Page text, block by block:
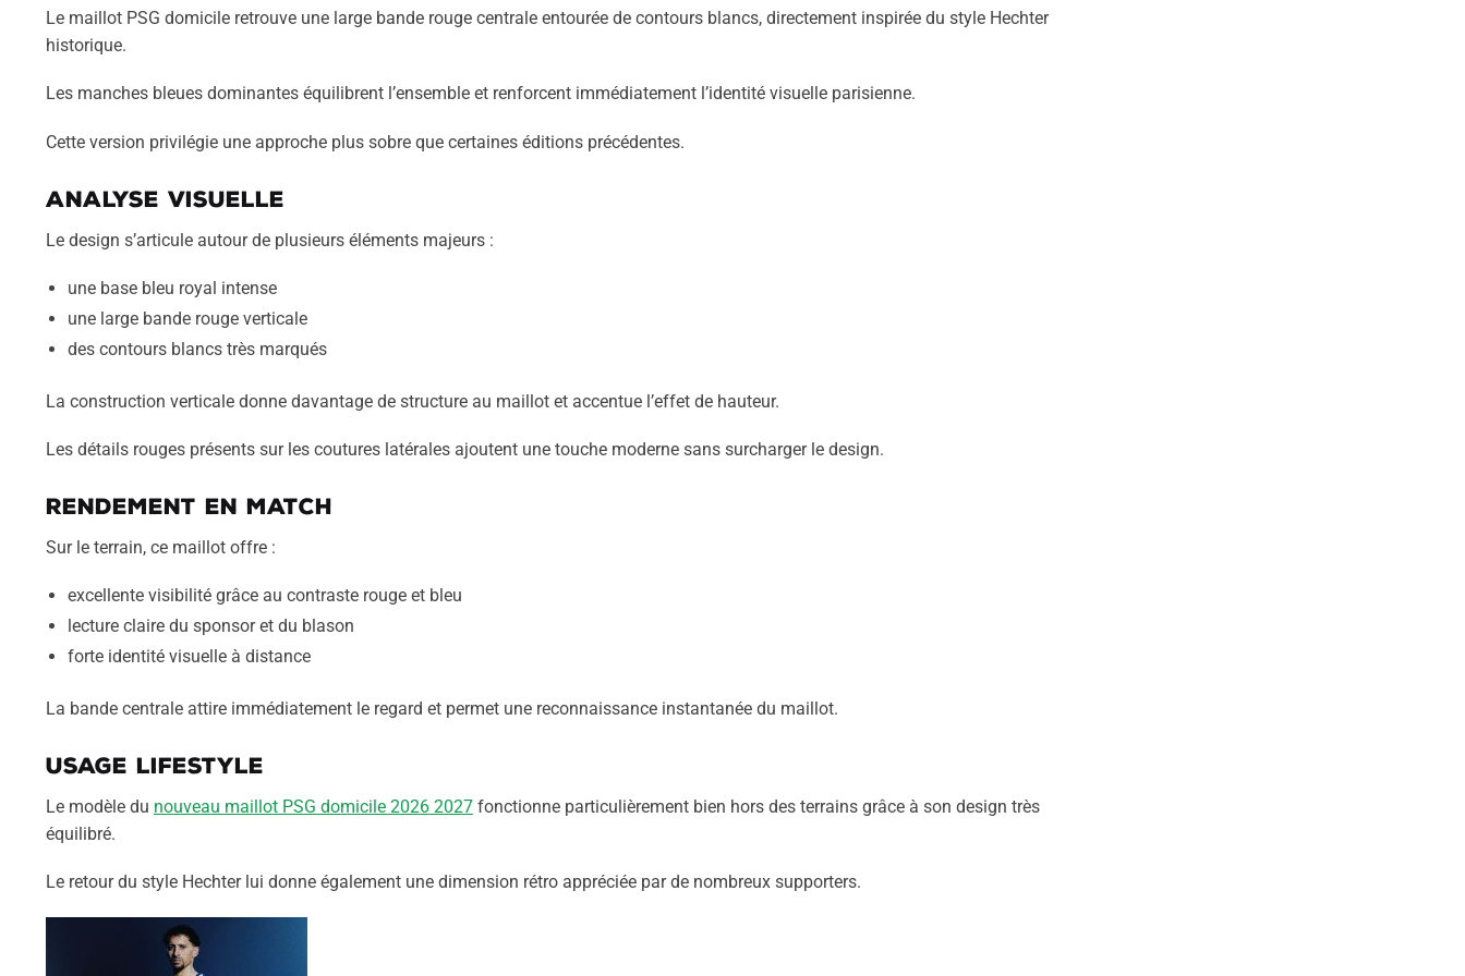
Le maillot PSG domicile retrouve une large bande rouge centrale entourée de contours blancs, directement inspirée du style Hechter
historique.
Les manches bleues dominantes équilibrent l’ensemble et renforcent immédiatement l’identité visuelle parisienne.
Cette version privilégie une approche plus sobre que certaines éditions précédentes.
Analyse visuelle
Le design s’articule autour de plusieurs éléments majeurs :
une base bleu royal intense
une large bande rouge verticale
des contours blancs très marqués
La construction verticale donne davantage de structure au maillot et accentue l’effet de hauteur.
Les détails rouges présents sur les coutures latérales ajoutent une touche moderne sans surcharger le design.
Rendement en match
Sur le terrain, ce maillot offre :
excellente visibilité grâce au contraste rouge et bleu
lecture claire du sponsor et du blason
forte identité visuelle à distance
La bande centrale attire immédiatement le regard et permet une reconnaissance instantanée du maillot.
Usage lifestyle
Le modèle du nouveau maillot PSG domicile 2026 2027fonctionne particulièrement bien hors des terrains grâce à son design très
équilibré.
Le retour du style Hechter lui donne également une dimension rétro appréciée par de nombreux supporters.